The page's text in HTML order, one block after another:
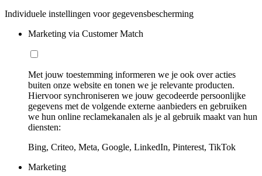
Individuele instellingen voor gegevensbescherming
Marketing via Customer Match
Met jouw toestemming informeren we je ook over acties
buiten onze website en tonen we je relevante producten.
Hiervoor synchroniseren we jouw gecodeerde persoonlijke
gegevens met de volgende externe aanbieders en gebruiken
we hun online reclamekanalen als je al gebruik maakt van hun
diensten:
Bing, Criteo, Meta, Google, LinkedIn, Pinterest, TikTok
Marketing